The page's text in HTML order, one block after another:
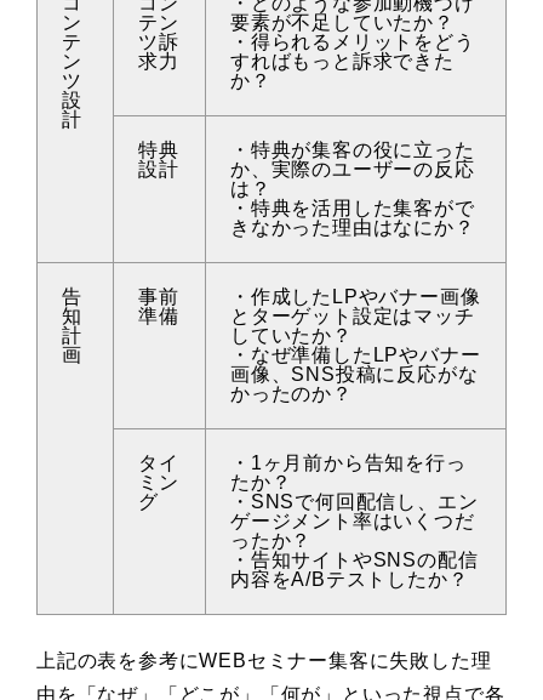
ン
テ
ン
ツ
設
計
テン
ツ訴
求力
要素が不足していたか？
・得られるメリットをどう
すればもっと訴求できた
か？
特典
設計
・特典が集客の役に立った
か、実際のユーザーの反応
は？
・特典を活用した集客がで
きなかった理由はなにか？
告
知
計
画
事前
準備
・作成したLPやバナー画像
とターゲット設定はマッチ
していたか？
・なぜ準備したLPやバナー
画像、SNS投稿に反応がな
かったのか？
タイ
ミン
グ
・1ヶ月前から告知を行っ
たか？
・SNSで何回配信し、エン
ゲージメント率はいくつだ
ったか？
・告知サイトやSNSの配信
内容をA/Bテストしたか？
上記の表を参考にWEBセミナー集客に失敗した理
由を「なぜ」「どこが」「何が」といった視点で各